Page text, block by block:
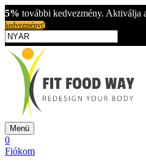
5% további kedvezmény. Aktiválja
kedvezményt!
Menü
0
Fiókom